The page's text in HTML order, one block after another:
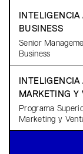
BUSINESS
Senior
Business
MARKETING Y
Programa
Marketing y